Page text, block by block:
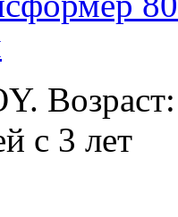
с 3 лет